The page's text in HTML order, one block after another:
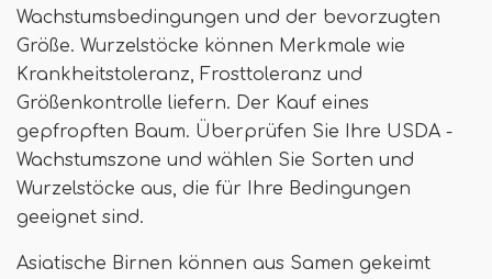
Wachstumsbedingungen und der bevorzugten
Größe. Wurzelstöcke können Merkmale wie
Krankheitstoleranz, Frosttoleranz und
Größenkontrolle liefern. Der Kauf eines
gepfropften Baum. Überprüfen Sie Ihre USDA -
Wachstumszone und wählen Sie Sorten und
Wurzelstöcke aus, die für Ihre Bedingungen
geeignet sind.
Asiatische Birnen können aus Samen gekeimt